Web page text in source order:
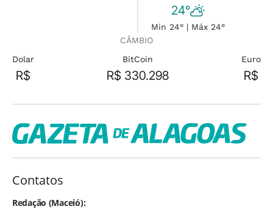
24°
Min 24° | Máx 24°
CÂMBIO
Dolar
R$
BitCoin
R$ 330.298
Euro
R$
Contatos
Redação (Maceió):